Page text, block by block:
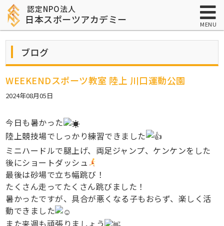
MENU
認定NPO法人
日本スポーツアカデミー
ブログ
WEEKENDスポーツ教室 陸上 川口運動公園
2024年08月05日
今日も暑かった
陸上競技場でしっかり練習できました
ミニハードルで腿上げ、両足ジャンプ、ケンケンをした
後にショートダッシュ
最後は砂場で立ち幅跳び！
たくさん走ってたくさん跳びました！
暑かったですが、具合が悪くなる子もおらず、楽しく活
動できました